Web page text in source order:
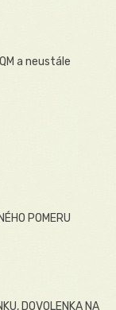
a neustále
POMERU
DOVOLENKA NA